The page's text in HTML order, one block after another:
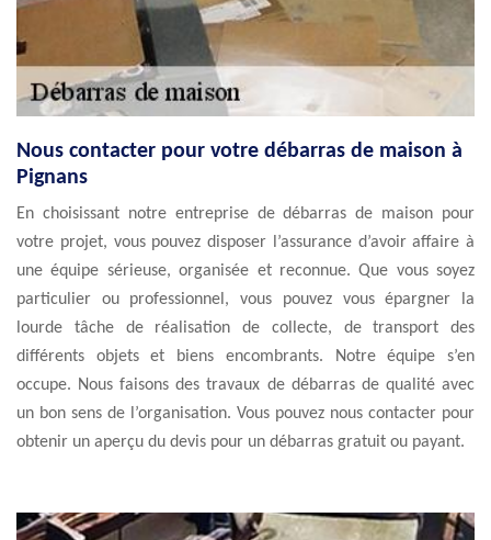
Nous contacter pour votre débarras de maison à
Pignans
En choisissant notre entreprise de débarras de maison pour
votre projet, vous pouvez disposer l’assurance d’avoir affaire à
une équipe sérieuse, organisée et reconnue. Que vous soyez
particulier ou professionnel, vous pouvez vous épargner la
lourde tâche de réalisation de collecte, de transport des
différents objets et biens encombrants. Notre équipe s’en
occupe. Nous faisons des travaux de débarras de qualité avec
un bon sens de l’organisation. Vous pouvez nous contacter pour
obtenir un aperçu du devis pour un débarras gratuit ou payant.